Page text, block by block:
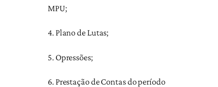
MPU;
4. Plano de Lutas;
5. Opressões;
6. Prestação de Contas do período